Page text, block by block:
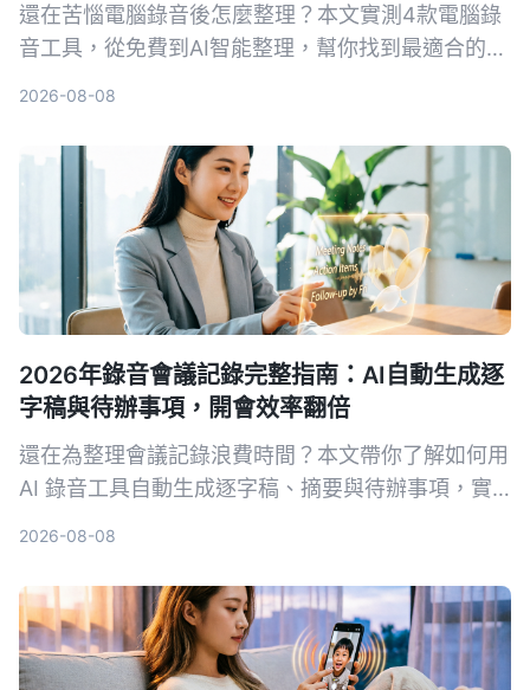
還在苦惱電腦錄音後怎麼整理？本文實測4款電腦錄
音工具，從免費到AI智能整理，幫你找到最適合的方
2026-08-08
2026年錄音會議記錄完整指南：AI自動生成逐
字稿與待辦事項，開會效率翻倍
還在為整理會議記錄浪費時間？本文帶你了解如何用
AI 錄音工具自動生成逐字稿、摘要與待辦事項，實
2026-08-08